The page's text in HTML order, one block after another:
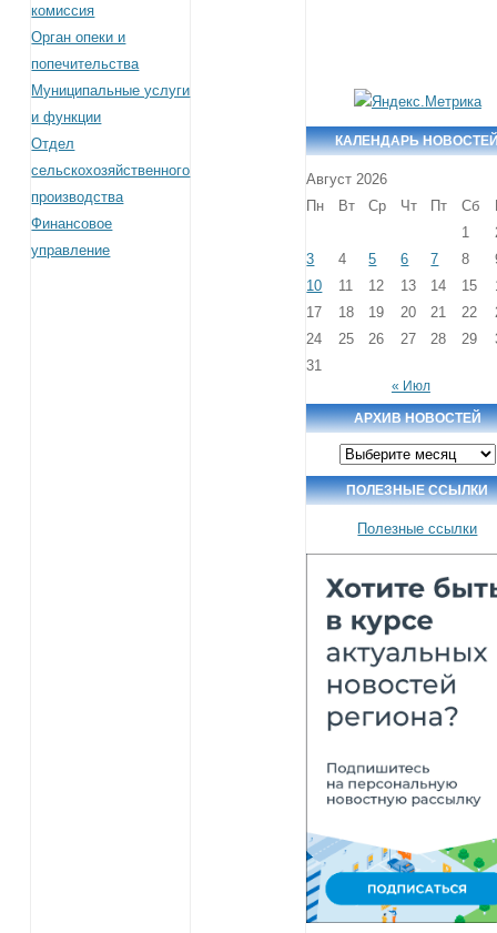
комиссия
Орган опеки и
попечительства
Муниципальные услуги
и функции
Отдел
сельскохозяйственного
производства
Финансовое
управление
КАЛЕНДАРЬ
Август 2026
Пн
Вт Ср Чт Пт Сб
1
3
4 5 6 7 8
10
11 12 13 14 15
17
18 19 20 21 22
24
25 26 27 28 29
31
« Июл
АРХИВ НОВОСТЕЙ
Архив
новостей
ПОЛЕЗНЫЕ ССЫЛКИ
Полезные ссылки